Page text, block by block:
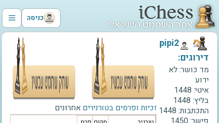
כניסה
זכיות ופרסים בטורנירים אחרונים
‫pipi2‬
דירוגים:
מד כושר:לא
ידוע
איטי: 1448
בליץ: 1448
התכתבות: 1448